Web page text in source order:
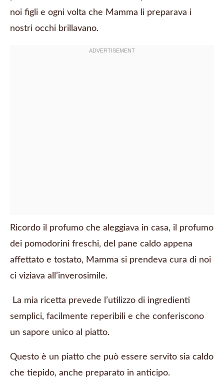
noi figli e ogni volta che Mamma li preparava i
nostri occhi brillavano.
Ricordo il profumo che aleggiava in casa, il profumo
dei pomodorini freschi, del pane caldo appena
affettato e tostato, Mamma si prendeva cura di noi
ci viziava all’inverosimile.
La mia ricetta prevede l’utilizzo di ingredienti
semplici, facilmente reperibili e che conferiscono
un sapore unico al piatto.
Questo è un piatto che può essere servito sia caldo
che tiepido, anche preparato in anticipo.